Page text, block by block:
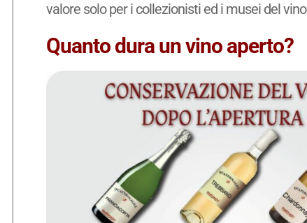
valore solo per i collezionisti ed i musei del
Quanto dura un vino aperto?